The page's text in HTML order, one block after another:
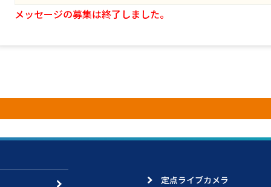
メッセージの募集は終了しました。
定点ライブカメラ